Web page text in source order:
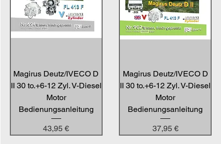
Magirus Deutz/IVECO D
II 30 to.+6-12 Zyl. V-Diesel
Motor
Bedienungsanleitung
Preis
43,95 €
Magirus Deutz/IVECO D
II 30 to.+6-12 Zyl. V-Diesel
Motor
Bedienungsanleitung
Preis
37,95 €